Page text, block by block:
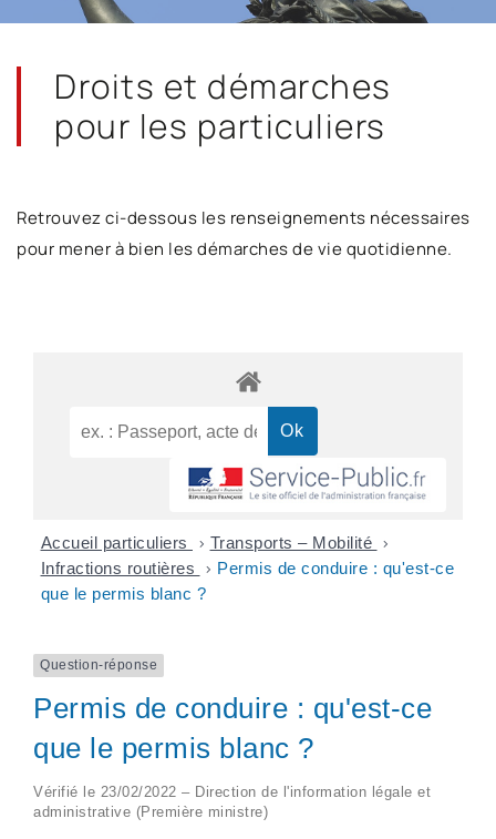
Droits et démarches
pour les particuliers
Retrouvez ci-dessous les renseignements nécessaires
pour mener à bien les démarches de vie quotidienne.
Accueil particuliers > Transports – Mobilité >
Infractions routières > Permis de conduire : qu'est-ce
que le permis blanc ?
Question-réponse
Permis de conduire : qu'est-ce
que le permis blanc ?
Vérifié le 23/02/2022 – Direction de l'information légale et
administrative (Première ministre)